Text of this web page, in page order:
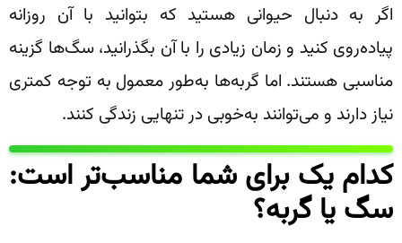
اگر به دنبال حیوانی هستید که بتوانید با آن روزانه
پیاده‌روی کنید و زمان زیادی را با آن بگذرانید، سگ‌ها گزینه
مناسبی هستند. اما گربه‌ها به‌طور معمول به توجه کمتری
نیاز دارند و می‌توانند به‌خوبی در تنهایی زندگی کنند.
کدام یک برای شما مناسب‌تر است:
سگ یا گربه؟